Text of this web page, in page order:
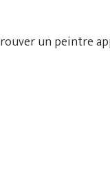
un peintre